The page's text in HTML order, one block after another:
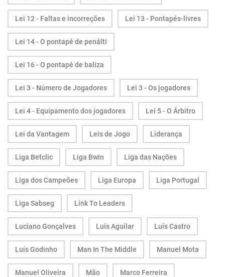
Lei 12 - Faltas e incorreções Lei 13 - Pontapés-livres
Lei 14 - O pontapé de penálti
Lei 16 - O pontapé de baliza
Lei 3 - Número de Jogadores Lei 3 - Os jogadores
Lei 4 - Equipamento dos jogadores Lei 5 - O Árbitro
Lei da Vantagem Leis de Jogo Liderança
Liga Betclic Liga Bwin Liga das Nações
Liga dos Campeões Liga Europa Liga Portugal
Liga Sabseg Link To Leaders
Luciano Gonçalves Luís Aguilar Luís Castro
Luís Godinho Man In The Middle Manuel Mota
Manuel Oliveira Mão Marco Ferreira